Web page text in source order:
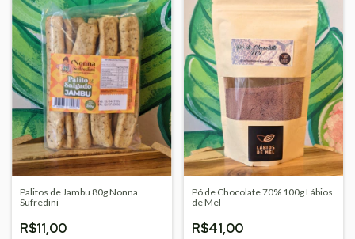
Palitos de Jambu 80g Nonna
Sufredini
R$11,00
Pó de Chocolate 70% 100g Lábios
de Mel
R$41,00